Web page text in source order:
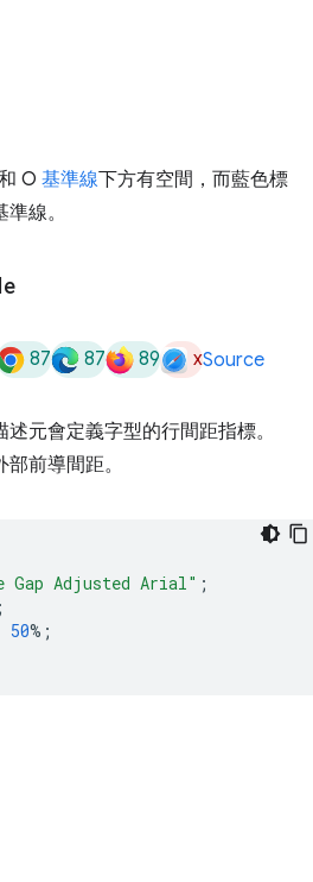
O 基準線下方有空間，而藍色標
線。
87 87 89 xSource
述元會定義字型的行間距指標。
前導間距。
Gap Adjusted Arial" ;
50%;